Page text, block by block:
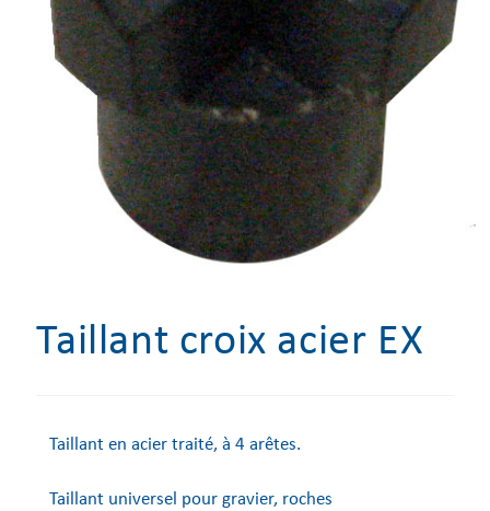
Taillant croix acier EX
Taillant en acier traité, à 4 arêtes.
Taillant universel pour gravier, roches